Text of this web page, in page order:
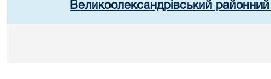
Великоолександрівський